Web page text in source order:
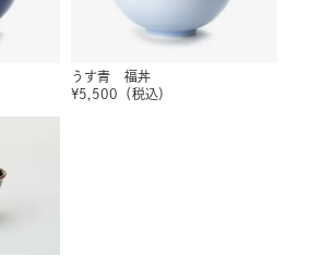
うす青 福丼
¥5,500 （税込）